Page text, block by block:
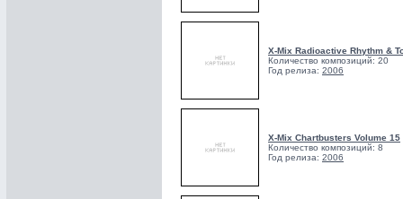
X-Mix Radioactive Rhythm &
Количество композиций: 20
Год релиза: 2006
X-Mix Chartbusters Volume 15
Количество композиций: 8
Год релиза: 2006